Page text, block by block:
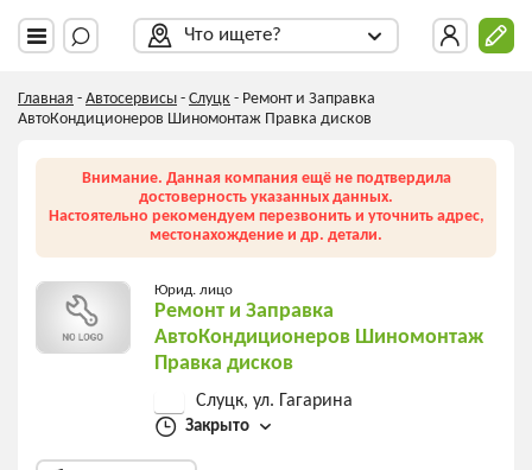
Что ищете?
Главная - Автосервисы - Слуцк - Ремонт и Заправка
АвтоКондиционеров Шиномонтаж Правка дисков
Внимание. Данная компания ещё не подтвердила
достоверность указанных данных.
Настоятельно рекомендуем перезвонить и уточнить адрес,
местонахождение и др. детали.
Юрид. лицо
Ремонт и Заправка
АвтоКондиционеров Шиномонтаж
Правка дисков
Слуцк, ул. Гагарина
Закрыто